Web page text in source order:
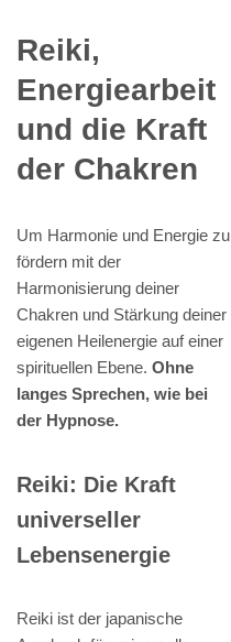
Reiki,
Energiearbeit
und die Kraft
der Chakren
Um Harmonie und Energie zu
fördern mit der
Harmonisierung deiner
Chakren und Stärkung deiner
eigenen Heilenergie auf einer
spirituellen Ebene. Ohne
langes Sprechen, wie bei
der Hypnose.
Reiki: Die Kraft
universeller
Lebensenergie
Reiki ist der japanische